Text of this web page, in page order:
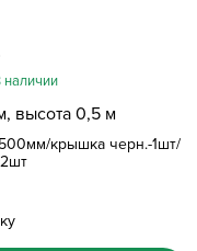
высота 0,5 м
крышка черн.-1шт/
наличии